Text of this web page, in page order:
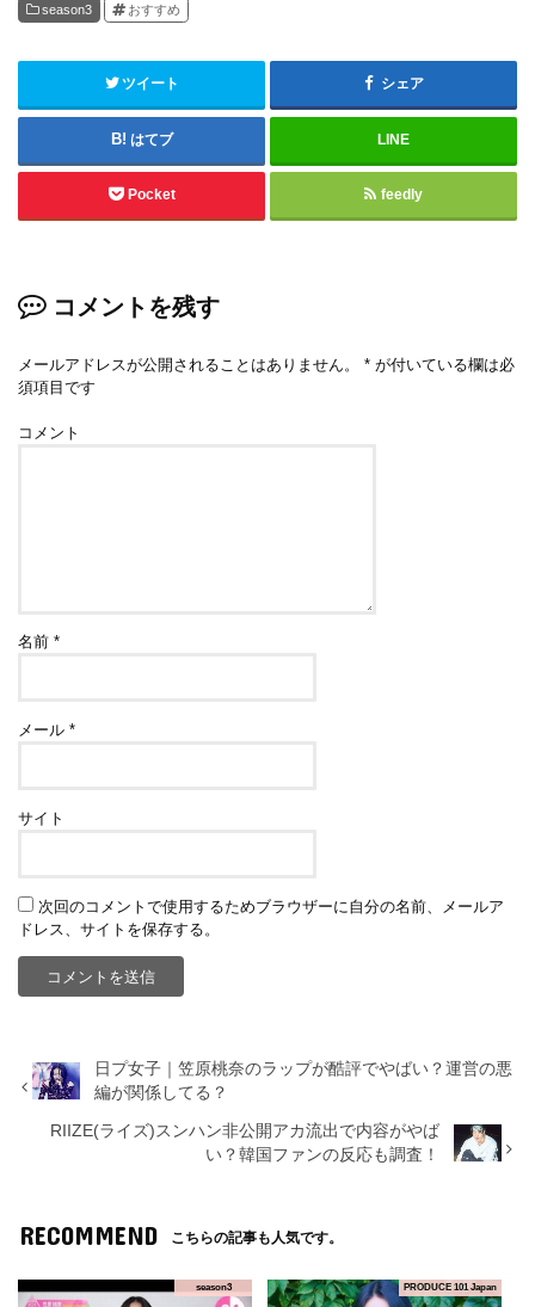
season3 おすすめ
ツイート シェア
はてブ LINE
Pocket feedly
コメントを残す
メールアドレスが公開されることはありません。 * が付いている欄は必
須項目です
コメント
名前*
メール*
サイト
次回のコメントで使用するためブラウザーに自分の名前、メールア
ドレス、サイトを保存する。
日プ女子｜笠原桃奈のラップが酷評でやばい？運営の悪
編が関係してる？
RIIZE(ライズ)スンハン非公開アカ流出で内容がやば
い？韓国ファンの反応も調査！
RECOMMEND こちらの記事も人気です。
season3 PRODUCE 101 Japan